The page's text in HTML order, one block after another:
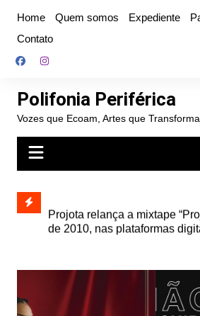
conteúdo
Home Quem somos Expediente
Contato
Polifonia Periférica
Vozes que Ecoam, Artes que
e abre
autoral,
de 2010, nas plataformas